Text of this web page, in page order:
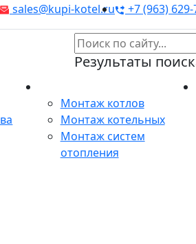
sales@kupi-kotel.ru +7 (963)
Результаты
Монтаж котлов
Монтаж котельных
Монтаж систем
отопления